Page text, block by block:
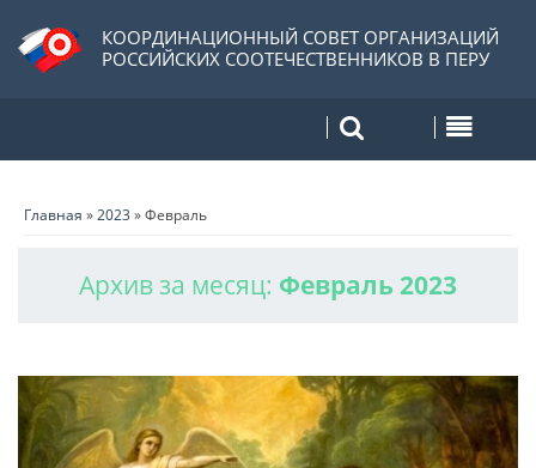
КООРДИНАЦИОННЫЙ СОВЕТ ОРГАНИЗАЦИЙ
РОССИЙСКИХ СООТЕЧЕСТВЕННИКОВ В ПЕРУ
Главная »2023 »Февраль
Архив за месяц: Февраль 2023